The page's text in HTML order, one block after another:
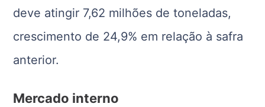
deve atingir 7,62 milhões de toneladas,
crescimento de 24,9% em relação à safra
anterior.
Mercado interno